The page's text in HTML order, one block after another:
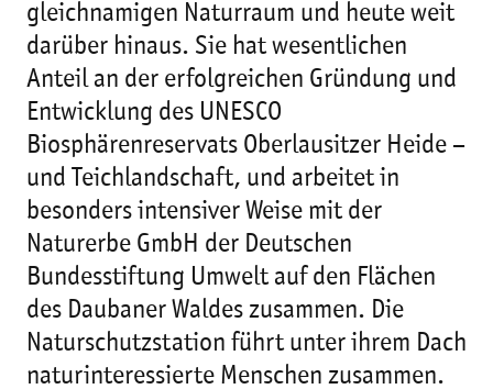
gleichnamigen Naturraum und heute weit
darüber hinaus. Sie hat wesentlichen
Anteil an der erfolgreichen Gründung und
Entwicklung des UNESCO
Biosphärenreservats Oberlausitzer Heide –
und Teichlandschaft, und arbeitet in
besonders intensiver Weise mit der
Naturerbe GmbH der Deutschen
Bundesstiftung Umwelt auf den Flächen
des Daubaner Waldes zusammen. Die
Naturschutzstation führt unter ihrem Dach
naturinteressierte Menschen zusammen.